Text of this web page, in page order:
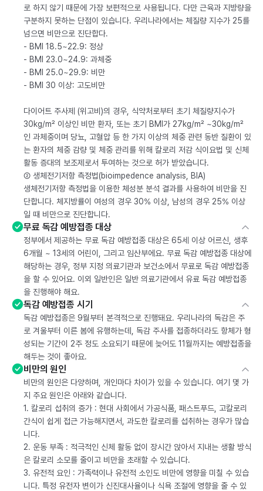
로 하지 않기 때문에 가장 보편적으로 사용됩니다. 다만 근육과 지방량을
구분하지 못하는 단점이 있습니다. 우리나라에서는 체질량 지수가 25를
넘으면 비만으로 진단합다.
- BMI 18.5~22.9: 정상
- BMI 23.0~24.9: 과체중
- BMI 25.0~29.9: 비만
- BMI 30 이상: 고도비만
다이어트 주사제 (위고비)의 경우, 식약처로부터 초기 체질량지수가
30kg/m² 이상인 비만 환자, 또는 초기 BMI가 27kg/m² ~30kg/m²
인 과체중이며 당뇨, 고혈압 등 한 가지 이상의 체중 관련 동반 질환이 있
는 환자의 체중 감량 및 체중 관리를 위해 칼로리 저감 식이요법 및 신체
활동 증대의 보조제로서 투여하는 것으로 허가 받았습니다.
② 생체전기저항 측정법(bioimpedence analysis, BIA)
생체전기저항 측정법을 이용한 체성분 분석 결과를 사용하여 비만을 진
단합니다. 체지방률이 여성의 경우 30% 이상, 남성의 경우 25% 이상
일 때 비만으로 진단합니다.
무료 독감 예방접종 대상
정부에서 제공하는 무료 독감 예방접종 대상은 65세 이상 어르신, 생후
6개월 ~ 13세의 어린이, 그리고 임산부에요. 무료 독감 예방접종 대상에
해당하는 경우, 정부 지정 의료기관과 보건소에서 무료로 독감 예방접종
을 할 수 있어요. 이외 일반인은 일반 의료기관에서 유료 독감 예방접종
을 진행해야 해요.
독감 예방접종 시기
독감 예방접종은 9월부터 본격적으로 진행돼요. 우리나라의 독감은 주
로 겨울부터 이른 봄에 유행하는데, 독감 주사를 접종하더라도 항체가 형
성되는 기간이 2주 정도 소요되기 때문에 늦어도 11월까지는 예방접종을
해두는 것이 좋아요.
비만의 원인
비만의 원인은 다양하며, 개인마다 차이가 있을 수 있습니다. 여기 몇 가
지 주요 원인은 아래와 같습니다.
1. 칼로리 섭취의 증가 : 현대 사회에서 가공식품, 패스트푸드, 고칼로리
간식이 쉽게 접근 가능해지면서, 과도한 칼로리를 섭취하는 경우가 많습
니다.
2. 운동 부족 : 적극적인 신체 활동 없이 장시간 앉아서 지내는 생활 방식
은 칼로리 소모를 줄이고 비만을 초래할 수 있습니다.
3. 유전적 요인 : 가족력이나 유전적 소인도 비만에 영향을 미칠 수 있습
니다. 특정 유전자 변이가 신진대사율이나 식욕 조절에 영향을 줄 수 있